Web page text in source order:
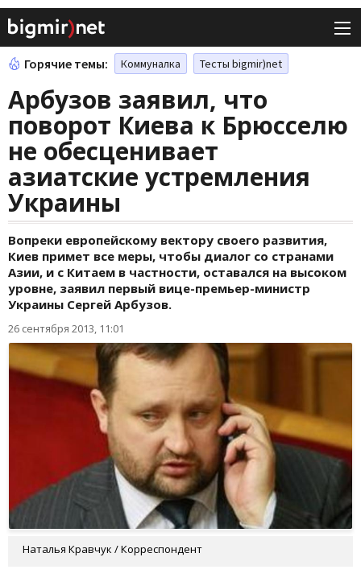
Горячие темы: Коммуналка Тесты bigmir)net
Арбузов заявил, что
поворот Киева к Брюсселю
не обесценивает
азиатские устремления
Украины
Вопреки европейскому вектору своего развития,
Киев примет все меры, чтобы диалог со странами
Азии, и с Китаем в частности, оставался на высоком
уровне, заявил первый вице-премьер-министр
Украины Сергей Арбузов.
26 сентября 2013, 11:01
Наталья Кравчук / Корреспондент